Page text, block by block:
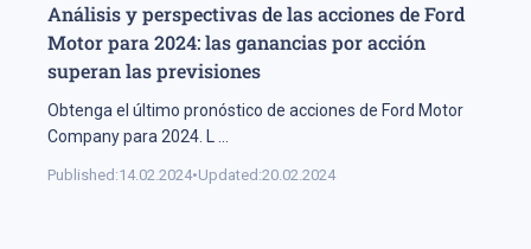
Análisis y perspectivas de las acciones de Ford
Motor para 2024: las ganancias por acción
superan las previsiones
Obtenga el último pronóstico de acciones de Ford Motor
Company para 2024. L
Published:14.02.2024•Updated:20.02.2024